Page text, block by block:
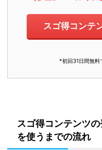
スゴ得コンテ
*初回31日間無料
スゴ得コンテンツ
を使うまでの流れ